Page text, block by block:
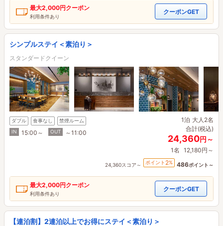
最大2,000円クーポン
利用条件あり
クーポンGET
シンプルステイ＜素泊り＞
スタンダードクイーン
ダブル 食事なし
禁煙ルーム
IN
15:00～ OUT ～11:00
1泊 大人2名
合計(税込)
24,360円～
1名 12,180円～
24,360スコア～ ポイント 2% 486ポイント～
最大2,000円クーポン
利用条件あり
クーポンGET
【連泊割】2連泊以上でお得にステイ＜素泊り＞